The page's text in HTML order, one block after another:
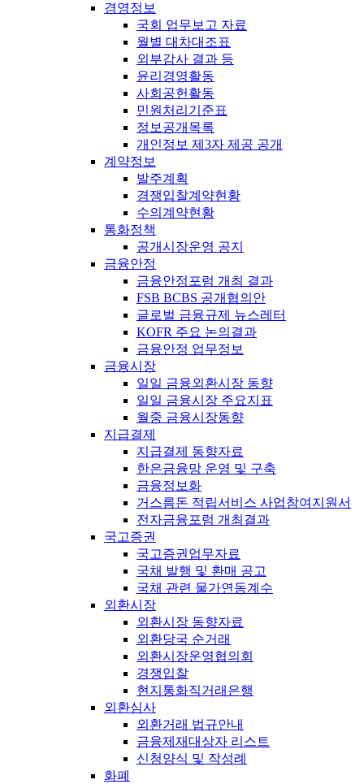
경영정보
국회 업무보고 자료
월별 대차대조표
외부감사 결과 등
윤리경영활동
사회공헌활동
민원처리기준표
정보공개목록
개인정보 제3자 제공 공개
계약정보
발주계획
경쟁입찰계약현황
수의계약현황
통화정책
공개시장운영 공지
금융안정
금융안정포럼 개최 결과
FSB BCBS 공개협의안
글로벌 금융규제 뉴스레터
KOFR 주요 논의결과
금융안정 업무정보
금융시장
일일 금융외환시장 동향
일일 금융시장 주요지표
월중 금융시장동향
지급결제
지급결제 동향자료
한은금융망 운영 및 구축
금융정보화
거스름돈 적립서비스 사업참여지원서
전자금융포럼 개최결과
국고증권
국고증권업무자료
국채 발행 및 환매 공고
국채 관련 물가연동계수
외환시장
외환시장 동향자료
외환당국 순거래
외환시장운영협의회
경쟁입찰
현지통화직거래은행
외환심사
외환거래 법규안내
금융제재대상자 리스트
신청양식 및 작성례
화폐